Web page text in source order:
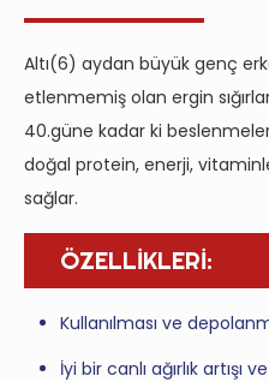
Altı(6) aydan büyük genç
etlenmemiş olan ergin
40.güne kadar ki
doğal protein, enerji,
sağlar.
ÖZELLİKLERİ:
Kullanılması ve
İyi bir canlı ağırlık artışı